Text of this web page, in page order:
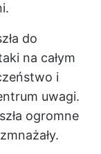
do
na całym
i
uwagi.
ogromne